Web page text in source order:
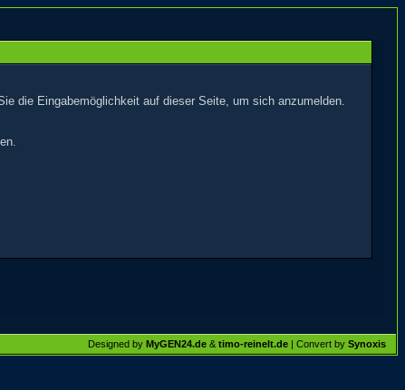
die Eingabemöglichkeit auf dieser Seite, um sich anzumelden.
Designed by MyGEN24.de & timo-reinelt.de | Convert by Synoxis